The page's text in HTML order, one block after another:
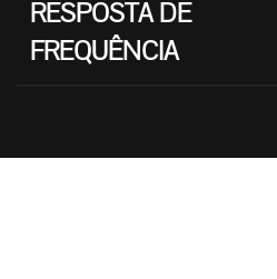
RESPOSTA DE
FREQUÊNCIA